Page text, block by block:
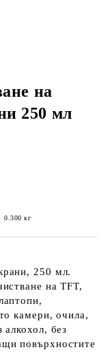
на
250 мл
0.300 кг
250 мл.
на TFT,
камери, очила,
без
повърхностите